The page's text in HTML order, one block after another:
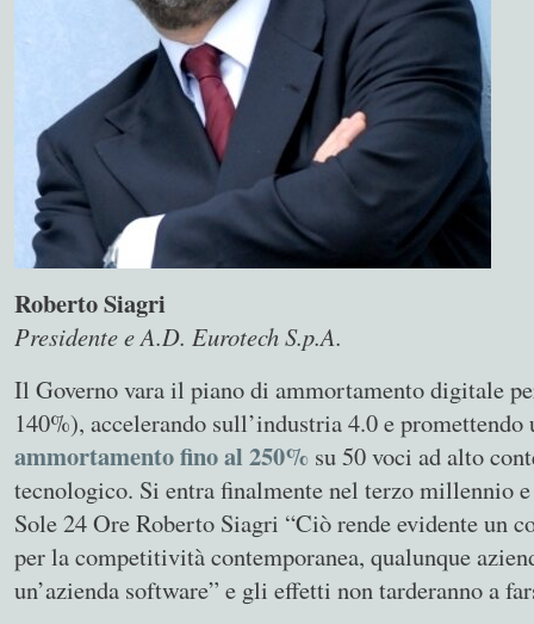
Roberto Siagri
Presidente e A.D. Eurotech S.p.A.
Il Governo vara il piano di ammortamento digitale
140%), accelerando sull’industria 4.0 e promettendo
ammortamento fino al 250% su 50 voci ad alto
tecnologico. Si entra finalmente nel terzo millennio
Sole 24 Ore Roberto Siagri “Ciò rende evidente un
per la competitività contemporanea, qualunque
un’azienda software” e gli effetti non tarderanno a